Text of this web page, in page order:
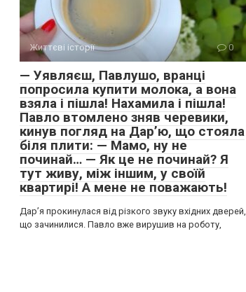
Життєві історії 0
— Уявляєш, Павлушо, вранці
попросила купити молока, а вона
взяла і пішла! Нахамила і пішла!
Павло втомлено зняв черевики,
кинув погляд на Дар’ю, що стояла
біля плити: — Мамо, ну не
починай… — Як це не починай? Я
тут живу, між іншим, у своїй
квартирі! А мене не поважають!
Дар’я прокинулася від різкого звуку вхідних дверей,
що зачинилися. Павло вже вирушив на роботу,